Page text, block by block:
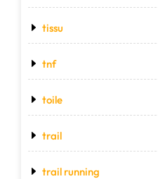
tissu
tnf
toile
trail
trail running